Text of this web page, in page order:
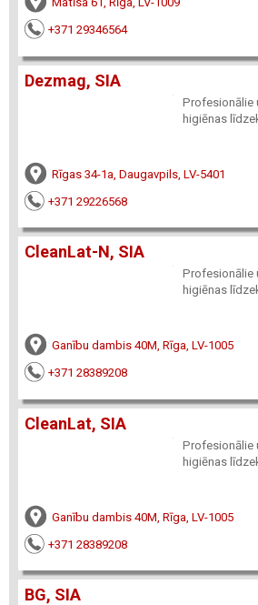
+371 29346564
Dezmag, SIA
Profesionālie
higiēnas
Rīgas 34-1a, Daugavpils, LV-5401
+371 29226568
CleanLat-N, SIA
Profesionālie
higiēnas
Ganību dambis 40M, Rīga, LV-1005
+371 28389208
CleanLat, SIA
Profesionālie
higiēnas
Ganību dambis 40M, Rīga, LV-1005
+371 28389208
BG, SIA